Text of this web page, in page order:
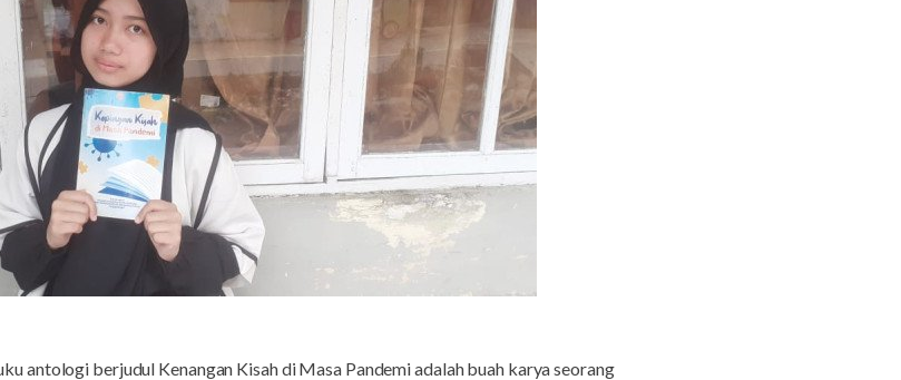
antologi berjudul Kenangan Kisah di Masa Pandemi adalah buah karya seorang